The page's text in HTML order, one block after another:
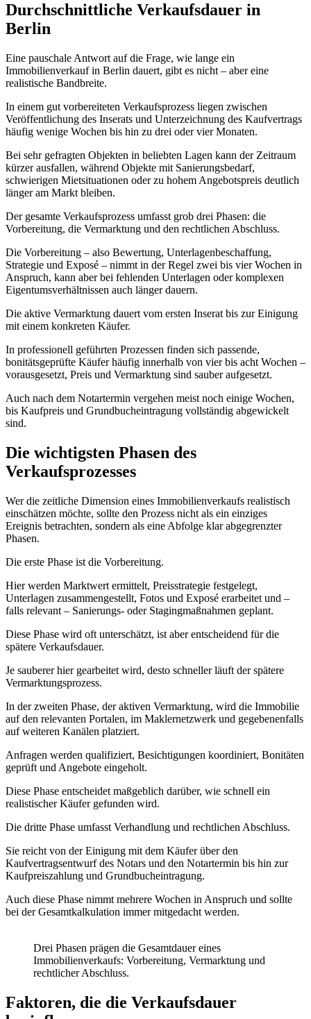
Durchschnittliche Verkaufsdauer in
Berlin
Eine pauschale Antwort auf die Frage, wie lange ein
Immobilienverkauf in Berlin dauert, gibt es nicht – aber eine
realistische Bandbreite.
In einem gut vorbereiteten Verkaufsprozess liegen zwischen
Veröffentlichung des Inserats und Unterzeichnung des Kaufvertrags
häufig wenige Wochen bis hin zu drei oder vier Monaten.
Bei sehr gefragten Objekten in beliebten Lagen kann der Zeitraum
kürzer ausfallen, während Objekte mit Sanierungsbedarf,
schwierigen Mietsituationen oder zu hohem Angebotspreis deutlich
länger am Markt bleiben.
Der gesamte Verkaufsprozess umfasst grob drei Phasen: die
Vorbereitung, die Vermarktung und den rechtlichen Abschluss.
Die Vorbereitung – also Bewertung, Unterlagenbeschaffung,
Strategie und Exposé – nimmt in der Regel zwei bis vier Wochen in
Anspruch, kann aber bei fehlenden Unterlagen oder komplexen
Eigentumsverhältnissen auch länger dauern.
Die aktive Vermarktung dauert vom ersten Inserat bis zur Einigung
mit einem konkreten Käufer.
In professionell geführten Prozessen finden sich passende,
bonitätsgeprüfte Käufer häufig innerhalb von vier bis acht Wochen –
vorausgesetzt, Preis und Vermarktung sind sauber aufgesetzt.
Auch nach dem Notartermin vergehen meist noch einige Wochen,
bis Kaufpreis und Grundbucheintragung vollständig abgewickelt
sind.
Die wichtigsten Phasen des
Verkaufsprozesses
Wer die zeitliche Dimension eines Immobilienverkaufs realistisch
einschätzen möchte, sollte den Prozess nicht als ein einziges
Ereignis betrachten, sondern als eine Abfolge klar abgegrenzter
Phasen.
Die erste Phase ist die Vorbereitung.
Hier werden Marktwert ermittelt, Preisstrategie festgelegt,
Unterlagen zusammengestellt, Fotos und Exposé erarbeitet und –
falls relevant – Sanierungs- oder Stagingmaßnahmen geplant.
Diese Phase wird oft unterschätzt, ist aber entscheidend für die
spätere Verkaufsdauer.
Je sauberer hier gearbeitet wird, desto schneller läuft der spätere
Vermarktungsprozess.
In der zweiten Phase, der aktiven Vermarktung, wird die Immobilie
auf den relevanten Portalen, im Maklernetzwerk und gegebenenfalls
auf weiteren Kanälen platziert.
Anfragen werden qualifiziert, Besichtigungen koordiniert, Bonitäten
geprüft und Angebote eingeholt.
Diese Phase entscheidet maßgeblich darüber, wie schnell ein
realistischer Käufer gefunden wird.
Die dritte Phase umfasst Verhandlung und rechtlichen Abschluss.
Sie reicht von der Einigung mit dem Käufer über den
Kaufvertragsentwurf des Notars und den Notartermin bis hin zur
Kaufpreiszahlung und Grundbucheintragung.
Auch diese Phase nimmt mehrere Wochen in Anspruch und sollte
bei der Gesamtkalkulation immer mitgedacht werden.
Drei Phasen prägen die Gesamtdauer eines
Immobilienverkaufs: Vorbereitung, Vermarktung und
rechtlicher Abschluss.
Faktoren, die die Verkaufsdauer